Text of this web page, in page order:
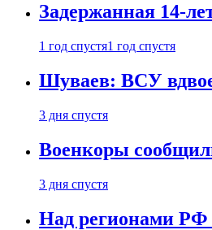
Задержанная 14-
1 год спустя1 год спустя
Шуваев: ВСУ вдвое
3 дня спустя
Военкоры
3 дня спустя
Над регионами РФ